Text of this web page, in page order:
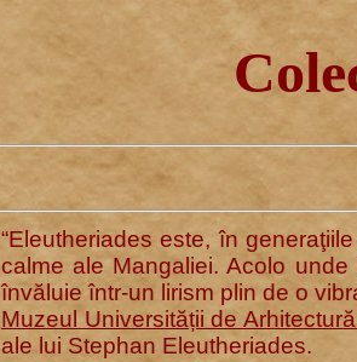
“Eleutheriades este, în
calme ale Mangaliei. Acolo
învăluie într-un lirism plin de o
Muzeul Universității de
ale lui Stephan Eleutheriades.